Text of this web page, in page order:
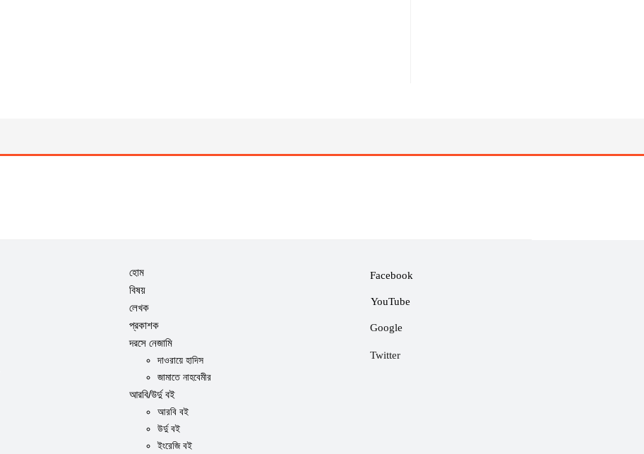
হোম
বিষয়
লেখক
প্রকাশক
দরসে নেজামি
দাওরায়ে হাদিস
জামাতে নাহবেমীর
আরবি/উর্দু বই
আরবি বই
উর্দু বই
ইংরেজি বই
Facebook
YouTube
Google
Twitter